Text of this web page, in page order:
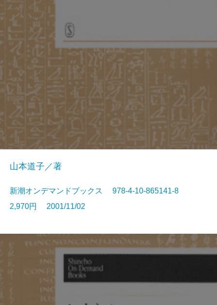
山本道子／著
新潮オンデマンドブックス 978-4-10-865141-8
2,970円 2001/11/02